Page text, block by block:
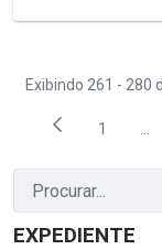
Exibindo 261 - 280
Página
1 ...
EXPEDIENTE